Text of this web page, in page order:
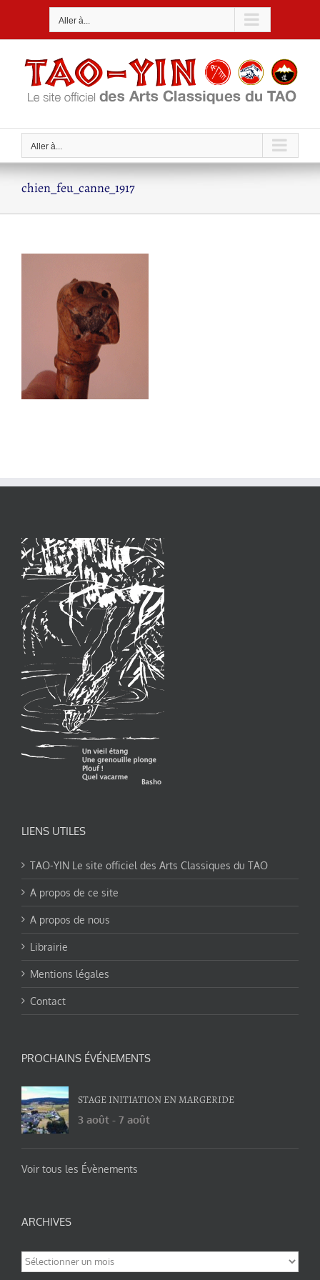
Aller à...
Aller à...
chien_feu_canne_1917
LIENS UTILES
TAO-YIN Le site officiel des Arts Classiques du TAO
A propos de ce site
A propos de nous
Librairie
Mentions légales
Contact
PROCHAINS ÉVÉNEMENTS
STAGE INITIATION EN MARGERIDE
3 août - 7 août
Voir tous les Évènements
ARCHIVES
Archives